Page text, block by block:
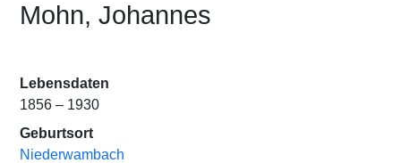
Mohn, Johannes
Lebensdaten
1856 – 1930
Geburtsort
Niederwambach